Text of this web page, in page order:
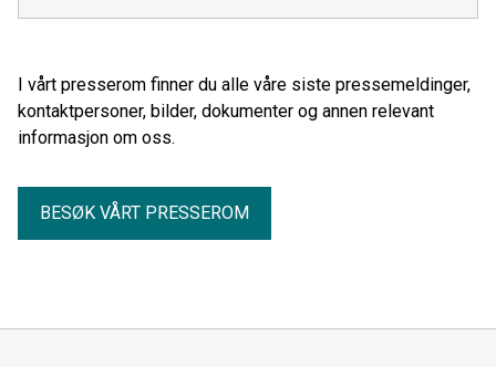
I vårt presserom finner du alle våre siste pressemeldinger,
kontaktpersoner, bilder, dokumenter og annen relevant
informasjon om oss.
BESØK VÅRT PRESSEROM